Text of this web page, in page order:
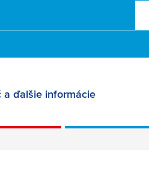
a ďalšie informácie